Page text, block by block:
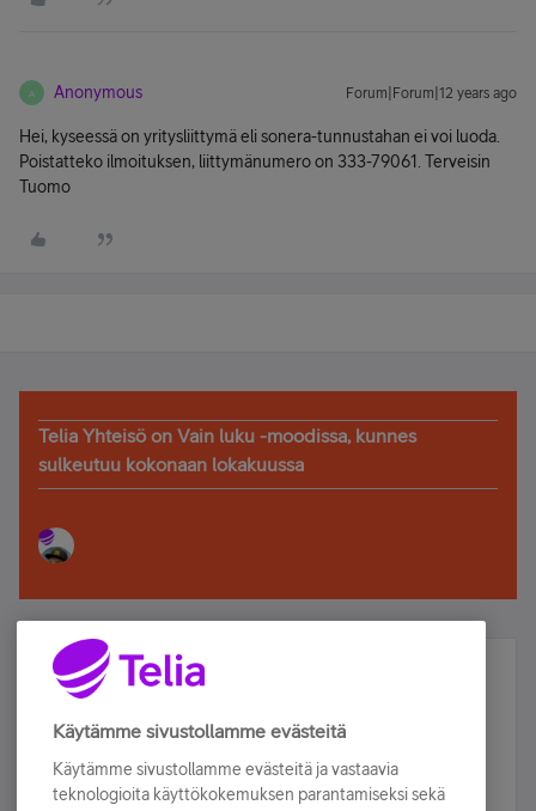
A Anonymous Forum|Forum|12 years ago
Hei, kyseessä on yritysliittymä eli sonera-tunnustahan ei voi luoda.
Poistatteko ilmoituksen, liittymänumero on 333-79061. Terveisin
Tuomo
Telia Yhteisö on Vain luku -moodissa, kunnes
sulkeutuu kokonaan lokakuussa
Älä jää paitsi – osallistu ja voita!
Tilaa Telian uutiskirje ja olet mukana arvonnassa.
sähköpostiisi.
Käytämme sivustollamme evästeitä
Käytämme sivustollamme evästeitä ja vastaavia
teknologioita käyttökokemuksen parantamiseksi sekä